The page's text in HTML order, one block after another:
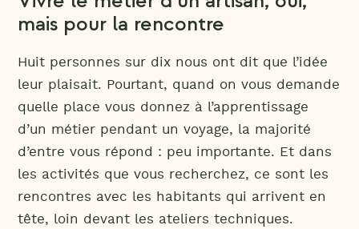
mais pour la rencontre
Huit personnes sur dix nous ont dit que l’idée
leur plaisait. Pourtant, quand on vous demande
quelle place vous donnez à l’apprentissage
d’un métier pendant un voyage, la majorité
d’entre vous répond : peu importante. Et dans
les activités que vous recherchez, ce sont les
rencontres avec les habitants qui arrivent en
tête, loin devant les ateliers techniques.